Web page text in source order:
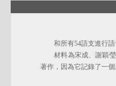
和所有54語支進行語
材料為宋成、謝穎瑩
著作，因為它記錄了一